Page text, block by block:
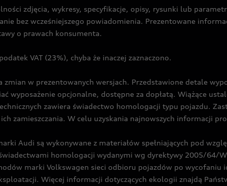
zdjęcia, wykresy, specyfikacje, opisy, rysunki lub
bez wcześniejszego powiadomienia. Prezentowane
o prawach konsumenta.
VAT (23%), chyba że inaczej zaznaczono.
w prezentowanych wersjach. Przedstawione detale
wyposażenie opcjonalne, dostępne za dopłatą. Wiążące
zawiera świadectwo homologacji typu pojazdu.
zamieszczania. W celu uzyskania najnowszych informacji
Audi są wykonywane z materiałów spełniających pod
homologacji wydanymi wg dyrektywy 2005/64/
marki Volkswagen sieci odbioru pojazdów po wycofaniu
Więcej informacji dotyczących ekologii znajdą